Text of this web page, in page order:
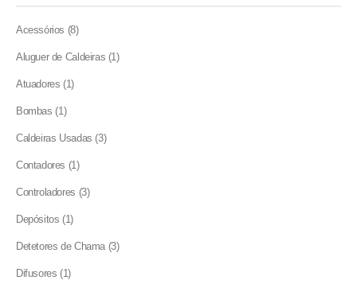
Acessórios 88
Aluguer de Caldeiras 11
Atuadores 11
Bombas 11
Caldeiras Usadas 33
Contadores 11
Controladores 33
Depósitos 11
Detetores de Chama 33
Difusores 11